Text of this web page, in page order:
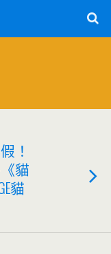
！
貓
貓